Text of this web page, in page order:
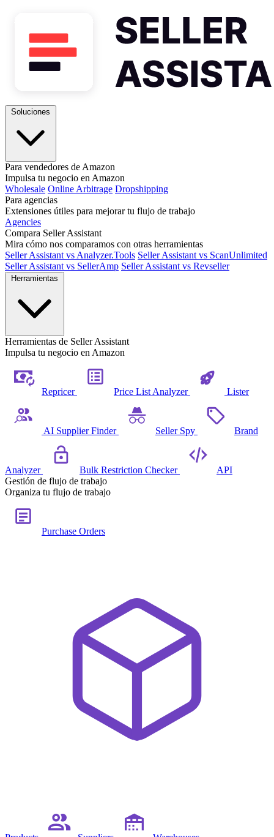
Para vendedores de Amazon
Impulsa tu negocio en Amazon
Wholesale Online Arbitrage Dropshipping
Para agencias
Extensiones útiles para mejorar tu flujo de trabajo
Agencies
Compara Seller Assistant
Mira cómo nos comparamos con otras herramientas
Seller Assistant vs Analyzer.Tools Seller Assistant vs ScanUnlimited
Seller Assistant vs SellerAmp Seller Assistant vs Revseller
Herramientas de Seller Assistant
Impulsa tu negocio en Amazon
Repricer Price List Analyzer Lister
AI Supplier Finder Seller Spy Brand
Analyzer Bulk Restriction Checker
API
Gestión de flujo de trabajo
Organiza tu flujo de trabajo
Purchase Orders